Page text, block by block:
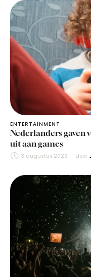
ENTERTAINMENT
Nederlanders gaven
uit aan games
3 augustus 2026 door